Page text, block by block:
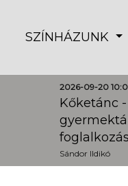
SZÍNHÁZUNK
2026-09-20
Kőketánc
foglalkozás
Sándor Ildikó